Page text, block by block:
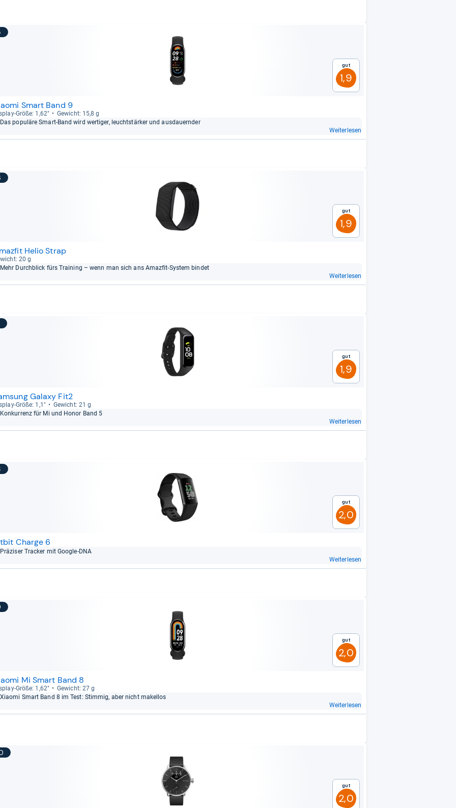
Gut
1,9
Smart Band 9
​Größe: 1,62"
Gewicht: 15,8 g
Das popu­läre Smart-​Band wird wer­ti­ger, leucht­stär­ker und aus­dau­ern­der
Weiterlesen
Gut
1,9
Helio Strap
20 g
Mehr Durch­blick fürs Trai­ning – wenn man sich ans Amaz­fit-​Sys­tem bin­det
Weiterlesen
Gut
1,9
Galaxy Fit2
​Größe: 1,1"
Gewicht: 21 g
Kon­kur­renz für Mi und Honor Band 5
Weiterlesen
Gut
2,0
Charge 6
Prä­zi­ser Tra­cker mit Goo­gle-​DNA
Weiterlesen
Gut
2,0
Mi Smart Band 8
​Größe: 1,62"
Gewicht: 27 g
Xiaomi Smart Band 8 im Test: Stim­mig, aber nicht makel­los
Weiterlesen
Gut
2,0